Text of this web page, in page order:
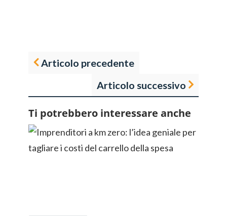
Articolo precedente
Articolo successivo
Ti potrebbero interessare anche